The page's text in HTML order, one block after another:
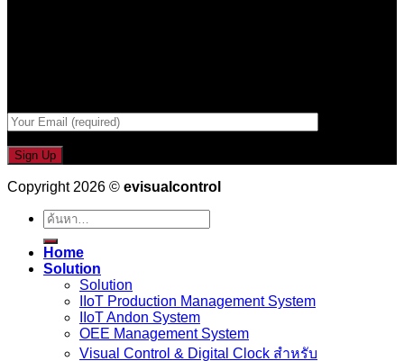
Copyright 2026 © evisualcontrol
ค้นหา:
Home
Solution
Solution
IIoT Production Management System
IIoT Andon System
OEE Management System
Visual Control & Digital Clock สำหรับ